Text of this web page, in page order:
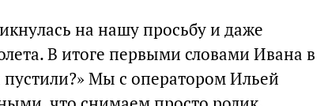
на нашу просьбу и даже
В итоге первыми словами Ивана в
Мы с оператором Ильей